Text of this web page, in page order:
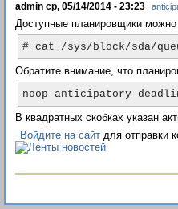
admin ср, 05/14/2014 - 23:23
Доступные планировщики
Обратите внимание, что
В квадратных скобках указан
Войдите на сайт для отправки